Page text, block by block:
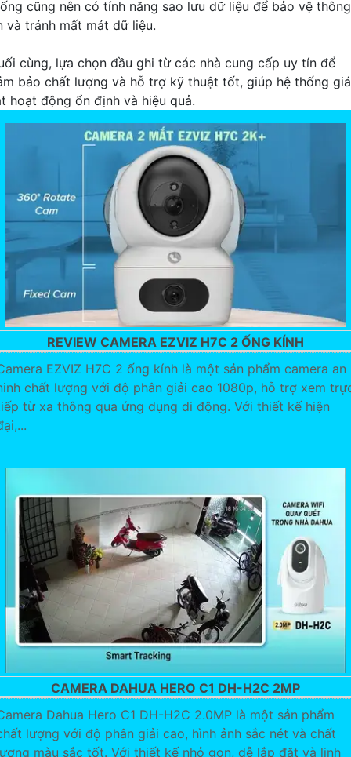
cũng nên có tính năng sao lưu dữ liệu để bảo vệ thông
và tránh mất mát dữ liệu.
cùng, lựa chọn đầu ghi từ các nhà cung cấp uy tín để
bảo chất lượng và hỗ trợ kỹ thuật tốt, giúp hệ thống
hoạt động ổn định và hiệu quả.
REVIEW CAMERA EZVIZ H7C 2 ỐNG KÍNH
EZVIZ H7C 2 ống kính là một sản phẩm camera an
chất lượng với độ phân giải cao 1080p, hỗ trợ xem
từ xa thông qua ứng dụng di động. Với thiết kế hiện
CAMERA DAHUA HERO C1 DH-H2C 2MP
Dahua Hero C1 DH-H2C 2.0MP là một sản phẩm
lượng với độ phân giải cao, hình ảnh sắc nét và chất
màu sắc tốt. Với thiết kế nhỏ gọn, dễ lắp đặt và linh